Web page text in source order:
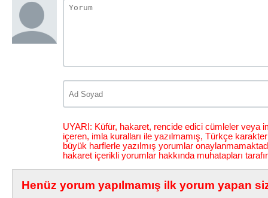
UYARI: Küfür, hakaret, rencide edici cümleler veya
içeren, imla kuralları ile yazılmamış, Türkçe
büyük harflerle yazılmış yorumlar
hakaret içerikli yorumlar hakkında muhatapları
Henüz yorum yapılmamış ilk yorum yapan